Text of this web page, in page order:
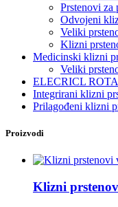
Prstenovi za
Odvojeni
Veliki
Klizni
Medicinski klizni
Veliki
ELECRICL
Integrirani klizni
Prilagođeni klizni
Proizvodi
Klizni